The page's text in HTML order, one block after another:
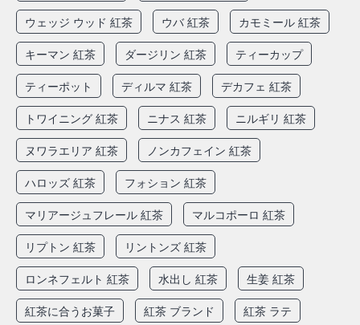
ウェッジ ウッド 紅茶
ウバ 紅茶
カモミール 紅茶
キーマン 紅茶
ダージリン 紅茶
ティーカップ
ティーポット
ディルマ 紅茶
デカフェ 紅茶
トワイニング 紅茶
ニナス 紅茶
ニルギリ 紅茶
ヌワラエリア 紅茶
ノンカフェイン 紅茶
ハロッズ 紅茶
フォション 紅茶
マリアージュフレール 紅茶
マルコポーロ 紅茶
リプトン 紅茶
リントンズ 紅茶
ロンネフェルト 紅茶
水出し 紅茶
生姜 紅茶
紅茶に合うお菓子
紅茶 ブランド
紅茶 ラテ